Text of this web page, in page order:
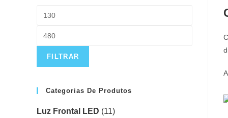
FILTRAR
Categorias De Produtos
Luz Frontal LED (11)